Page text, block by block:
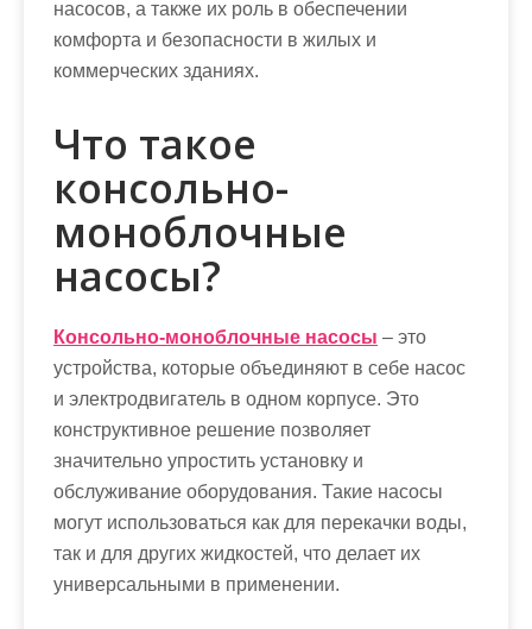
насосов, а также их роль в обеспечении
комфорта и безопасности в жилых и
коммерческих зданиях.
Что такое
консольно-
моноблочные
насосы?
Консольно-моноблочные насосы – это
устройства, которые объединяют в себе насос
и электродвигатель в одном корпусе. Это
конструктивное решение позволяет
значительно упростить установку и
обслуживание оборудования. Такие насосы
могут использоваться как для перекачки воды,
так и для других жидкостей, что делает их
универсальными в применении.